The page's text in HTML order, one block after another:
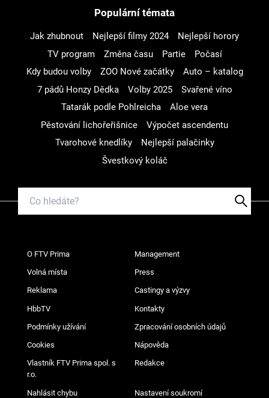
Populární témata
Jak zhubnout Nejlepší filmy 2024
Nejlepší horory
TV program
Změna času Partie
Počasí
Kdy budou volby
ZOO Nové začátky
Auto – katalog
7 pádů Honzy Dědka
Volby 2025
Svařené víno
Tatarák podle Pohlreicha
Aloe vera
Pěstování lichořeřišnice
Výpočet ascendentu
Tvarohové knedlíky
Nejlepší palačinky
Švestkový koláč
O FTV Prima Management
Volná místa Press
Reklama Castingy a výzvy
HbbTV Kontakty
Podmínky užívání Zpracování osobních údajů
Cookies Nápověda
Vlastník FTV Prima spol. s
r.o.
Redakce
Nahlásit chybu Nastavení soukromí